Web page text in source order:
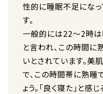
性的に睡眠不足にな
す。
一般的には22〜2時は
と言われ、この時間に
いとされています。美
で、この時間帯に熟睡
ょう。「良く寝た」と